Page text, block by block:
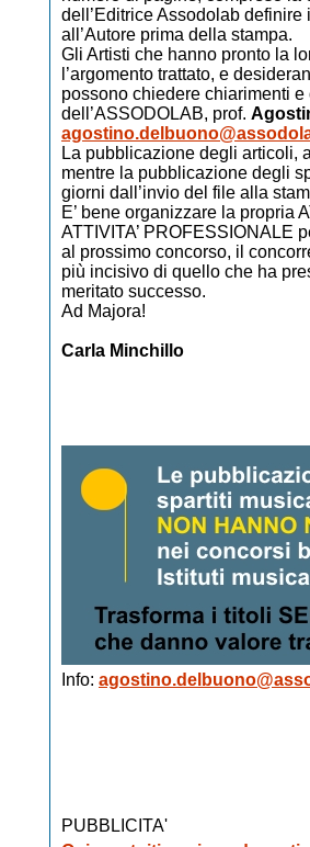
dell’Editrice Assodolab
all’Autore prima della stampa.
Gli Artisti che hanno pronto la
l’argomento trattato, e
possono chiedere chiarimenti
dell’ASSODOLAB, prof.
La pubblicazione degli articoli,
mentre la pubblicazione degli
giorni dall’invio del file alla
E’ bene organizzare la propria
ATTIVITA’ PROFESSIONALE
al prossimo concorso, il
più incisivo di quello che ha
meritato successo.
Ad Majora!
Carla Minchillo
Info:
PUBBLICITA'